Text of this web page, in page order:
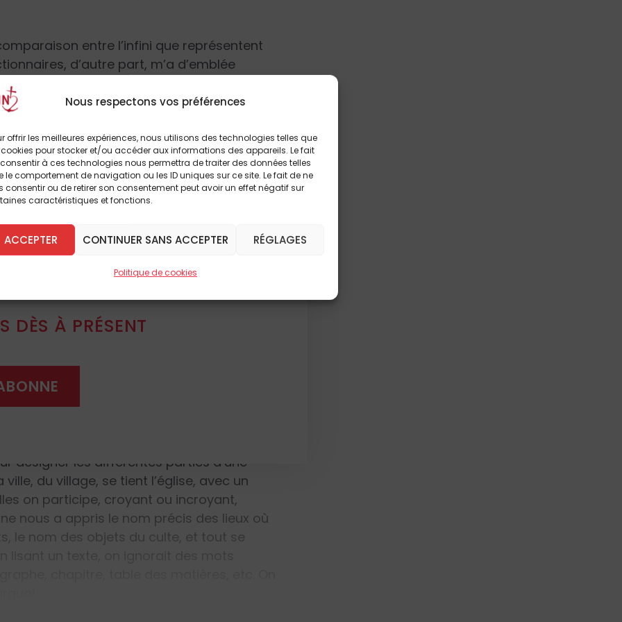
Nous respectons vos préférences
offrir les meilleures expériences, nous utilisons des technologies telles que
pour stocker et/ou accéder aux informations des appareils. Le fait
à ces technologies nous permettra de traiter des données telles
le comportement de navigation ou les ID uniques sur ce site. Le fait de ne
consentir ou de retirer son consentement peut avoir un effet négatif sur
caractéristiques et fonctions.
ACCEPTER CONTINUER SANS ACCEPTER RÉGLAGES
Politique de cookies
entre l’infini que représentent
d’autre part, m’a d’emblée
dictionnaire n’est jamais fini, il est par
ajouter des mots, le vocabulaire d’une
jour naissent effectivement des mots
ou autres. De là, d’édition en édition,
fin. En réalité, sitôt arrivé au terme de la
unSupplémentet qu’une nouvelle
de modestie que d’écrire un dictionnaire :
percevoir un lien entre le fait qu’un très
fait partie du clergé et peut-être,
d’infini. Je donne d’ailleurs la liste de
yeux de connaître le
noms des vêtements que
?
désigner les différentes parties d’une
du village, se tient l’église, avec un
on participe, croyant ou incroyant,
nous a appris le nom précis des lieux où
le nom des objets du culte, et tout se
lire cet article
autres
DÈS À PRÉSENT